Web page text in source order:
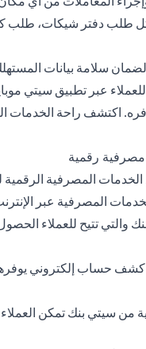
طلب دفتر شيكات، طلب
سلامة بيانات
عبر تطبيق سيتي
اكتشف راحة الخدمات
رقمية
المصرفية الرقمية
المصرفية عبر
والتي تتيح للعملاء
حساب إلكتروني
سيتي بنك تمكن